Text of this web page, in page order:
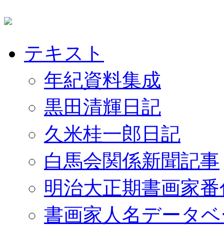
テキスト
年紀資料集成
黒田清輝日記
久米桂一郎日記
白馬会関係新聞記事
明治大正期書画家
書画家人名データ